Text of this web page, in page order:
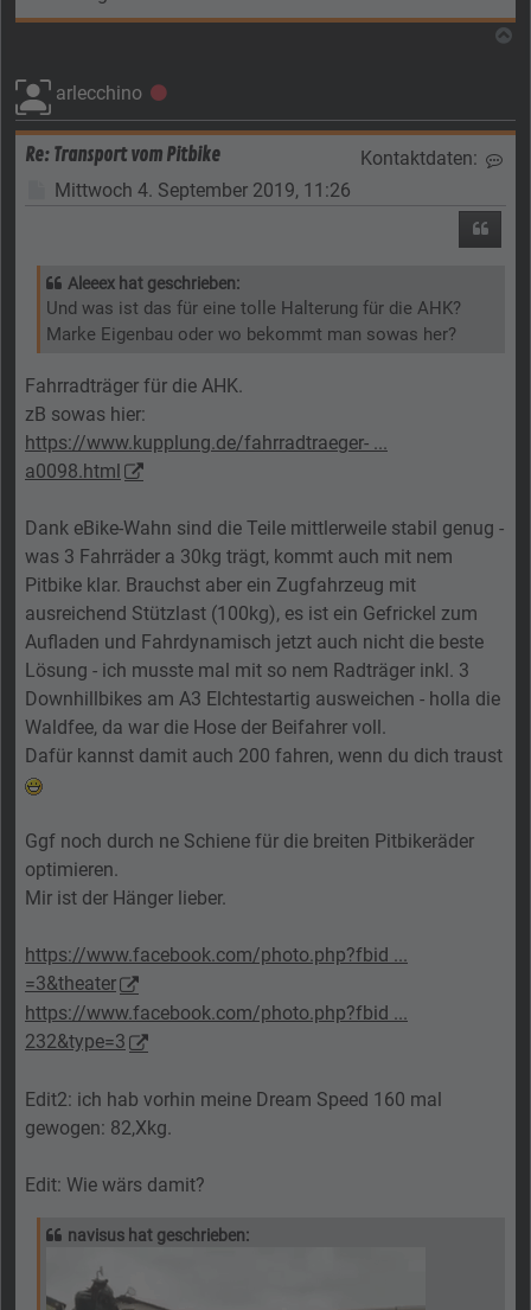
arlecchino Offline
Re: Transport vom Pitbike Kontaktdaten:
Beitrag
Mittwoch 4. September 2019, 11:26
Aleeex hat geschrieben:
Und was ist das für eine tolle Halterung für die AHK?
Marke Eigenbau oder wo bekommt man sowas her?
Fahrradträger für die AHK.
zB sowas hier:
https://www.kupplung.de/fahrradtraeger- ...
a0098.html
Dank eBike-Wahn sind die Teile mittlerweile stabil genug -
was 3 Fahrräder a 30kg trägt, kommt auch mit nem
Pitbike klar. Brauchst aber ein Zugfahrzeug mit
ausreichend Stützlast (100kg), es ist ein Gefrickel zum
Aufladen und Fahrdynamisch jetzt auch nicht die beste
Lösung - ich musste mal mit so nem Radträger inkl. 3
Downhillbikes am A3 Elchtestartig ausweichen - holla die
Waldfee, da war die Hose der Beifahrer voll.
Dafür kannst damit auch 200 fahren, wenn du dich traust
Ggf noch durch ne Schiene für die breiten Pitbikeräder
optimieren.
Mir ist der Hänger lieber.
https://www.facebook.com/photo.php?fbid ...
=3&theater
https://www.facebook.com/photo.php?fbid ...
232&type=3
Edit2: ich hab vorhin meine Dream Speed 160 mal
gewogen: 82,Xkg.
Edit: Wie wärs damit?
navisus hat geschrieben: